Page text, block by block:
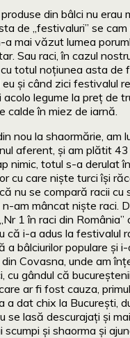
din bâlci nu erau
de „festivaluri” se
a mai văzut lumea
Sau raci, în cazul
totul noțiunea asta de
și când zici festivalul
legume la preț de
calde în miez de iarnă.
nou la shaormărie, am
aferent, și am plătit 43
nimic, totul s-a derulat
cu care niște turci își
nu se compară racii cu
am mâncat niște raci.
1 în raci din
că i-a adus la festivalul
a bâlciurilor populare și
Covasna, unde am
cu gândul că
ar fi fost cauza,
a dat chix la București,
se lasă descurajați și
scumpi și shaorma și